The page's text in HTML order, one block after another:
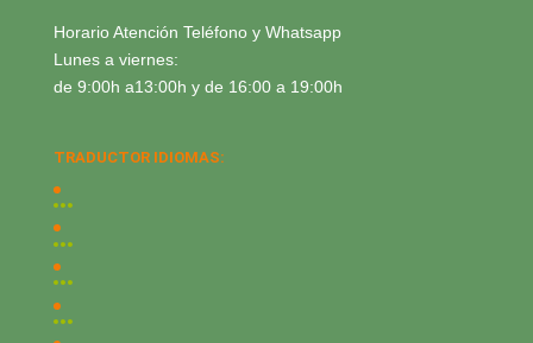
Horario Atención Teléfono y Whatsapp
Lunes a viernes:
de 9:00h a13:00h y de 16:00 a 19:00h
TRADUCTOR IDIOMAS: